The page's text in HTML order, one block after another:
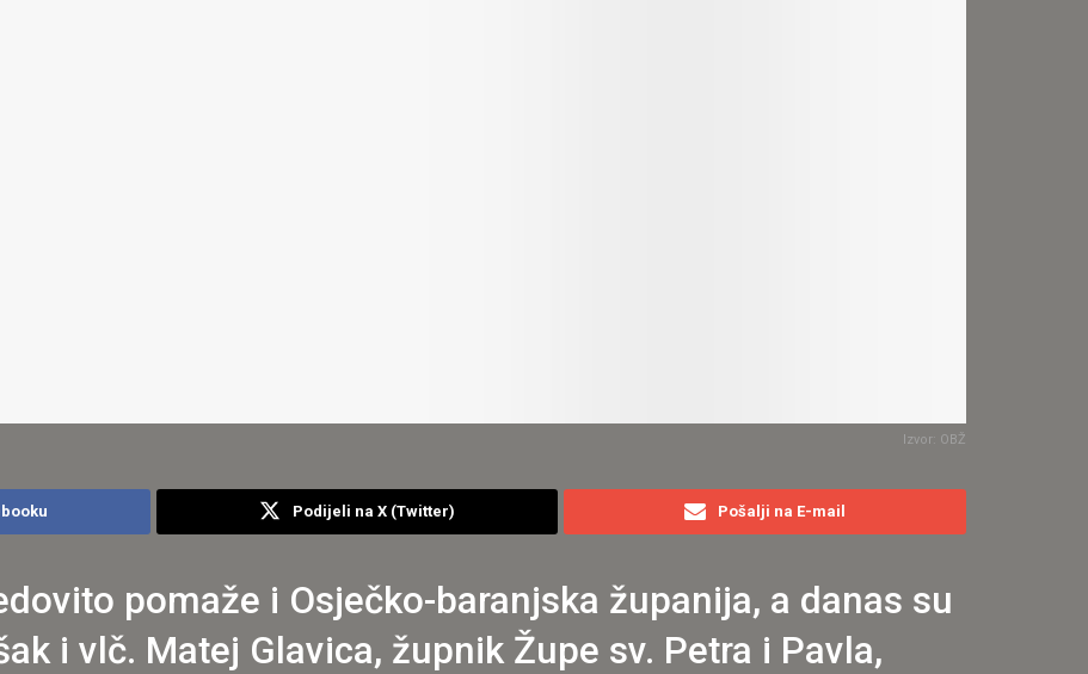
Izvor: OBŽ
Podijeli na X (Twitter) Pošalji na E-mail
pomaže i Osječko-baranjska županija, a danas su
i vlč. Matej Glavica, župnik Župe sv. Petra i Pavla,